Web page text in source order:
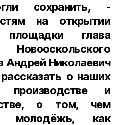
сохранить, -
на открытии
площадки глава
Андрей Николаевич
о наших
производстве и
о том, чем
молодёжь, как